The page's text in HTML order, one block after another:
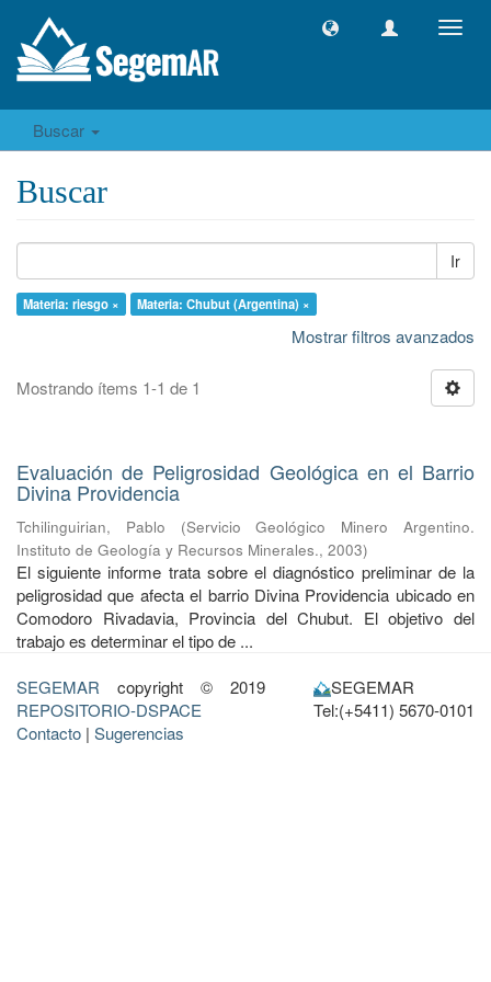
Buscar
Buscar
Ir
Materia: riesgo × Materia: Chubut (Argentina) ×
Mostrar filtros avanzados
Mostrando ítems 1-1 de 1
Evaluación de Peligrosidad Geológica en el Barrio
Divina Providencia
Tchilinguirian, Pablo (Servicio Geológico Minero Argentino.
Instituto de Geología y Recursos Minerales., 2003)
El siguiente informe trata sobre el diagnóstico preliminar de la
peligrosidad que afecta el barrio Divina Providencia ubicado en
Comodoro Rivadavia, Provincia del Chubut. El objetivo del
trabajo es determinar el tipo de ...
SEGEMAR copyright © 2019
REPOSITORIO-DSPACE
Contacto | Sugerencias
SEGEMAR
Tel:(+5411) 5670-0101